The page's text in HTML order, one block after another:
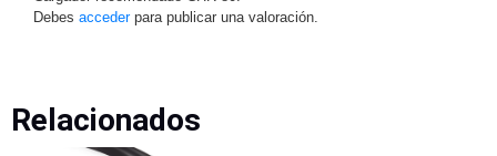
de 8
y
Mobiliario
Debes accederpara publicar una valoración.
Relacionados